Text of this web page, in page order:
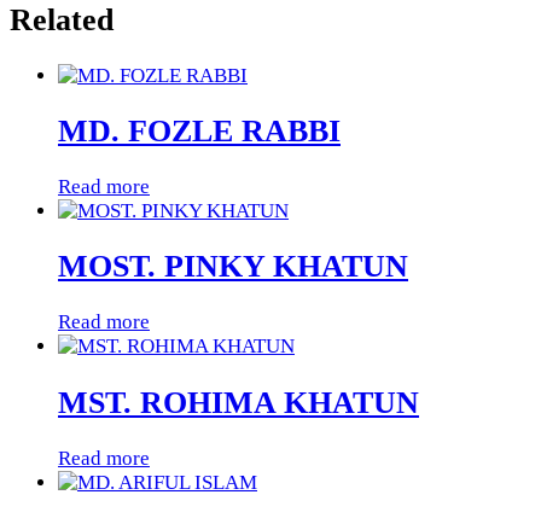
Related
MD. FOZLE RABBI
Read more
MOST. PINKY KHATUN
Read more
MST. ROHIMA KHATUN
Read more